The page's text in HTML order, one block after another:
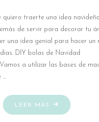
quiero traerte una idea navideña
de servir para decorar tu
una idea genial para hacer un
DIY bolas de Navidad
a utilizar las bases de
LEER MÁS
"DIY
BOLAS